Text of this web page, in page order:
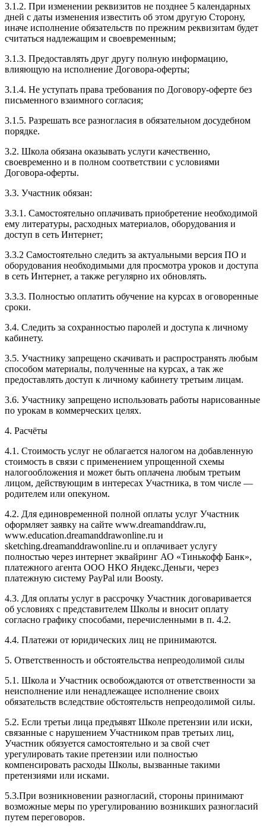
3.1.2. При изменении реквизитов не позднее 5 календарных
дней с даты изменения известить об этом другую Сторону,
иначе исполнение обязательств по прежним реквизитам будет
считаться надлежащим и своевременным;
3.1.3. Предоставлять друг другу полную информацию,
влияющую на исполнение Договора-оферты;
3.1.4. Не уступать права требования по Договору-оферте без
письменного взаимного согласия;
3.1.5. Разрешать все разногласия в обязательном досудебном
порядке.
3.2. Школа обязана оказывать услуги качественно,
своевременно и в полном соответствии с условиями
Договора-оферты.
3.3. Участник обязан:
3.3.1. Cамостоятельно оплачивать приобретение необходимой
ему литературы, расходных материалов, оборудования и
доступ в сеть Интернет;
3.3.2 Самостоятельно следить за актуальными версия ПО и
оборудования необходимыми для просмотра уроков и доступа
в сеть Интернет, а также регулярно их обновлять.
3.3.3. Полностью оплатить обучение на курсах в оговоренные
сроки.
3.4. Следить за сохранностью паролей и доступа к личному
кабинету.
3.5. Участнику запрещено скачивать и распространять любым
способом материалы, полученные на курсах, а так же
предоставлять доступ к личному кабинету третьим лицам.
3.6. Участнику запрещено использовать работы нарисованные
по урокам в коммерческих целях.
4. Расчёты
4.1. Cтоимость услуг не облагается налогом на добавленную
стоимость в связи с применением упрощенной схемы
налогообложения и может быть оплачена любым третьим
лицом, действующим в интересах Участника, в том числе —
родителем или опекуном.
4.2. Для единовременной полной оплаты услуг Участник
оформляет заявку на сайте www.dreamanddraw.ru,
www.education.dreamanddrawonline.ru и
sketching.dreamanddrawonline.ru и оплачивает услугу
полностью через интернет эквайринг АО «Тинькофф Банк»,
платежного агента ООО НКО Яндекс.Деньги, через
платежную систему PayPal или Boosty.
4.3. Для оплаты услуг в рассрочку Участник договаривается
об условиях с представителем Школы и вносит оплату
согласно графику способами, перечисленными в п. 4.2.
4.4. Платежи от юридических лиц не принимаются.
5. Ответственность и обстоятельства непреодолимой силы
5.1. Школа и Участник освобождаются от ответственности за
неисполнение или ненадлежащее исполнение своих
обязательств вследствие обстоятельств непреодолимой силы.
5.2. Если третьи лица предъявят Школе претензии или иски,
связанные с нарушением Участником прав третьих лиц,
Участник обязуется самостоятельно и за свой счет
урегулировать такие претензии или полностью
компенсировать расходы Школы, вызванные такими
претензиями или исками.
5.3.При возникновении разногласий, стороны принимают
возможные меры по урегулированию возникших разногласий
путем переговоров.